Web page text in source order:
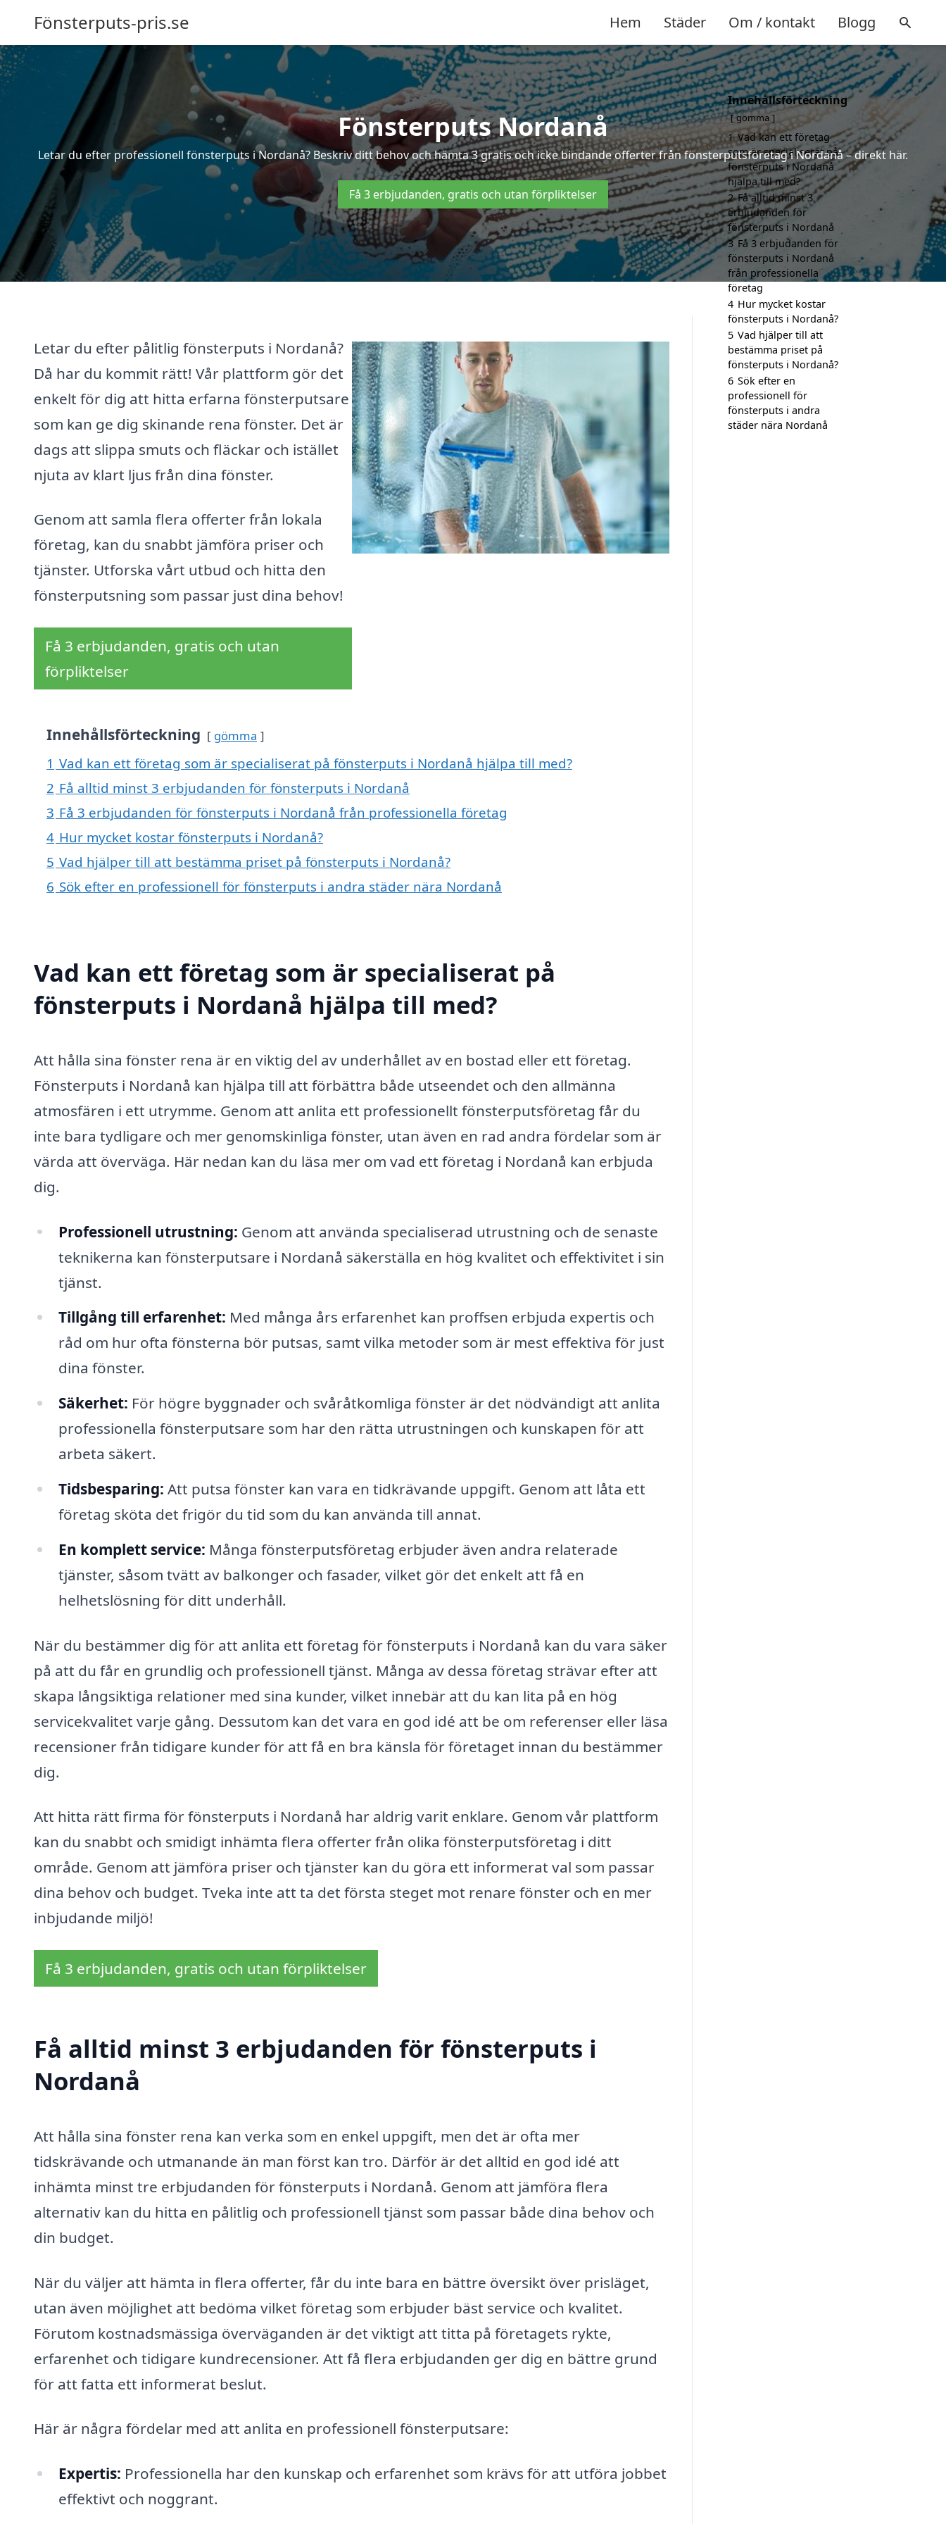
Fönsterputs-pris.se Hem Städer Om / kontakt Blogg
Fönsterputs Nordanå
Letar du efter professionell fönsterputs i Nordanå? Beskriv ditt behov och hämta 3 gratis och icke bindande offerter från fönsterputsföretag i Nordanå – direkt här.
Få 3 erbjudanden, gratis och utan förpliktelser
Letar du efter pålitlig fönsterputs i Nordanå?
Då har du kommit rätt! Vår plattform gör det
enkelt för dig att hitta erfarna fönsterputsare
som kan ge dig skinande rena fönster. Det är
dags att slippa smuts och fläckar och istället
njuta av klart ljus från dina fönster.
Genom att samla flera offerter från lokala
företag, kan du snabbt jämföra priser och
tjänster. Utforska vårt utbud och hitta den
fönsterputsning som passar just dina behov!
Få 3 erbjudanden, gratis och utan
förpliktelser
Innehållsförteckning gömma
1 Vad kan ett företag som är specialiserat på fönsterputs i Nordanå hjälpa till med?
2 Få alltid minst 3 erbjudanden för fönsterputs i Nordanå
3 Få 3 erbjudanden för fönsterputs i Nordanå från professionella företag
4 Hur mycket kostar fönsterputs i Nordanå?
5 Vad hjälper till att bestämma priset på fönsterputs i Nordanå?
6 Sök efter en professionell för fönsterputs i andra städer nära Nordanå
Vad kan ett företag som är specialiserat på
fönsterputs i Nordanå hjälpa till med?
Att hålla sina fönster rena är en viktig del av underhållet av en bostad eller ett företag.
Fönsterputs i Nordanå kan hjälpa till att förbättra både utseendet och den allmänna
atmosfären i ett utrymme. Genom att anlita ett professionellt fönsterputsföretag får du
inte bara tydligare och mer genomskinliga fönster, utan även en rad andra fördelar som är
värda att överväga. Här nedan kan du läsa mer om vad ett företag i Nordanå kan erbjuda
dig.
Professionell utrustning: Genom att använda specialiserad utrustning och de senaste
teknikerna kan fönsterputsare i Nordanå säkerställa en hög kvalitet och effektivitet i sin
tjänst.
Tillgång till erfarenhet: Med många års erfarenhet kan proffsen erbjuda expertis och
råd om hur ofta fönsterna bör putsas, samt vilka metoder som är mest effektiva för just
dina fönster.
Säkerhet: För högre byggnader och svåråtkomliga fönster är det nödvändigt att anlita
professionella fönsterputsare som har den rätta utrustningen och kunskapen för att
arbeta säkert.
Tidsbesparing: Att putsa fönster kan vara en tidkrävande uppgift. Genom att låta ett
företag sköta det frigör du tid som du kan använda till annat.
En komplett service: Många fönsterputsföretag erbjuder även andra relaterade
tjänster, såsom tvätt av balkonger och fasader, vilket gör det enkelt att få en
helhetslösning för ditt underhåll.
När du bestämmer dig för att anlita ett företag för fönsterputs i Nordanå kan du vara säker
på att du får en grundlig och professionell tjänst. Många av dessa företag strävar efter att
skapa långsiktiga relationer med sina kunder, vilket innebär att du kan lita på en hög
servicekvalitet varje gång. Dessutom kan det vara en god idé att be om referenser eller läsa
recensioner från tidigare kunder för att få en bra känsla för företaget innan du bestämmer
dig.
Att hitta rätt firma för fönsterputs i Nordanå har aldrig varit enklare. Genom vår plattform
kan du snabbt och smidigt inhämta flera offerter från olika fönsterputsföretag i ditt
område. Genom att jämföra priser och tjänster kan du göra ett informerat val som passar
dina behov och budget. Tveka inte att ta det första steget mot renare fönster och en mer
inbjudande miljö!
Få 3 erbjudanden, gratis och utan förpliktelser
Få alltid minst 3 erbjudanden för fönsterputs i
Nordanå
Att hålla sina fönster rena kan verka som en enkel uppgift, men det är ofta mer
tidskrävande och utmanande än man först kan tro. Därför är det alltid en god idé att
inhämta minst tre erbjudanden för fönsterputs i Nordanå. Genom att jämföra flera
alternativ kan du hitta en pålitlig och professionell tjänst som passar både dina behov och
din budget.
När du väljer att hämta in flera offerter, får du inte bara en bättre översikt över prisläget,
utan även möjlighet att bedöma vilket företag som erbjuder bäst service och kvalitet.
Förutom kostnadsmässiga överväganden är det viktigt att titta på företagets rykte,
erfarenhet och tidigare kundrecensioner. Att få flera erbjudanden ger dig en bättre grund
för att fatta ett informerat beslut.
Här är några fördelar med att anlita en professionell fönsterputsare:
Expertis: Professionella har den kunskap och erfarenhet som krävs för att utföra jobbet
effektivt och noggrant.
Innehållsförteckning
gömma
1 Vad kan ett företag
som är specialiserat på
fönsterputs i Nordanå
hjälpa till med?
2 Få alltid minst 3
erbjudanden för
fönsterputs i Nordanå
3 Få 3 erbjudanden för
fönsterputs i Nordanå
från professionella
företag
4 Hur mycket kostar
fönsterputs i Nordanå?
5 Vad hjälper till att
bestämma priset på
fönsterputs i Nordanå?
6 Sök efter en
professionell för
fönsterputs i andra
städer nära Nordanå